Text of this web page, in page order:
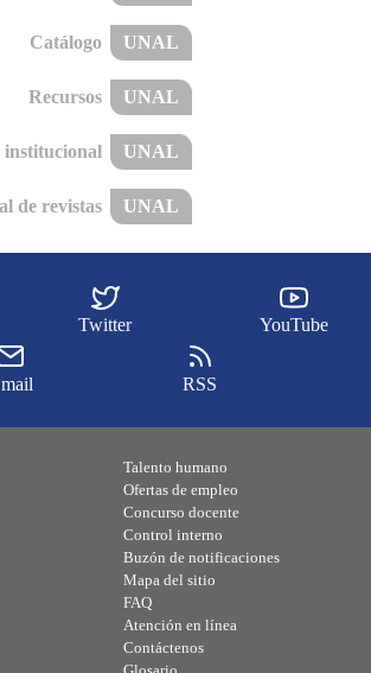
Catálogo UNAL
Recursos UNAL
institucional UNAL
de revistas UNAL
Twitter YouTube
RSS
Talento humano
Ofertas de empleo
Concurso docente
Control interno
Buzón de notificaciones
Mapa del sitio
FAQ
Atención en línea
Contáctenos